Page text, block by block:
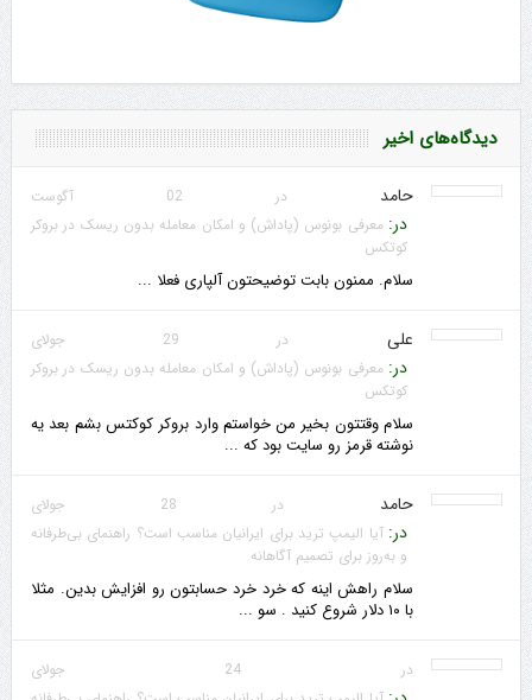
دیدگاه‌های اخیر
حامد در 02 آگوست
در:معرفی بونوس (پاداش) و امکان معامله بدون ریسک در بروکر
کوتکس
سلام. ممنون بابت توضیحتون آلپاری فعلا ...
علی در 29 جولای
در:معرفی بونوس (پاداش) و امکان معامله بدون ریسک در بروکر
کوتکس
سلام وقتتون بخیر من خواستم وارد بروکر کوکتس بشم بعد یه
نوشته قرمز رو سایت بود که ...
حامد در 28 جولای
در:آیا الیمپ ترید برای ایرانیان مناسب است؟ راهنمای بی‌طرفانه
و به‌روز برای تصمیم آگاهانه
سلام راهش اینه که خرد خرد حسابتون رو افزایش بدین. مثلا
با ۱۰ دلار شروع کنید . سو ...
در 24 جولای